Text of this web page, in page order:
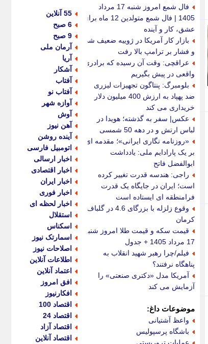
فال شمع امروز شنبه 17 مرداد
1405 | فال شمع متولدین 12 ماه برای
عشق، کار و آینده
بازار کار آمریکا در ژوییه ضعیف شد
و فشار بر ترامپ بالا رفت
عراقچی: وقت آن رسیده که برادری
واقعی در پیش بگیریم
بلومبرگ: پنتاگون تجهیزات لیزری
ضد پهپاد به ارزش 400 میلیون دلار
خریداری می کند
عکس| سفر به گذشته؛ هویدا در
لباس ارتش و در دهه 50 شمسی
«روزنامه نگاری ایرانی»؛ مقدمه ای
بر یک پارادایم ملی: یادداشت
ابوالفضل فاتح
راجی: هندسه قدرت تغییر کرده
است؛ ایران در جایگاه یک قدرت
فرامنطقه ای ایستاده است
وقوع زلزله با بزرگای 4.6 در گلباف
کرمان
قیمت سکه و قیمت طلا امروز شنبه
17 مرداد 1405 + جدول
فیلم/چرا رهبر شهید انقلاب به
پناهگاه نرفتند؟
آمریکا مدل «دکتری صنعتی» را
آزمایش می کند
موضوعات داغ:
واعظ آشتیانی
باشگاه پرسپولیس
55 آنلاین
6 صبح
9 صبح
آرمان ملی
آریا
آشکار
آفتاب
آفتاب نو
آوازه شهر
آوش
آهن نیوز
آینده روشن
اتومبیل فارسی
اخبار ارسالی
اخبار اقتصادی
اخبار ایران
اخبار فوری
اخبار لحظه ای
استقلال
اسکناس
اسمارتک نیوز
اصلاحات نیوز
اطلاعات آنلاین
اعتماد آنلاین
افق امروز
افکارنیوز
اقتصاد 100
اقتصاد 24
اقتصاد آزاد
اقتصاد آنلاین